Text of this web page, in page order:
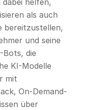
als auch
bereitzustellen,
und seine
Bots, die
KI-Modelle
mit
On-Demand-
über